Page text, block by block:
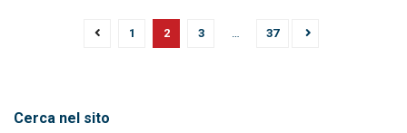
1 2 3 … 37
Cerca nel sito